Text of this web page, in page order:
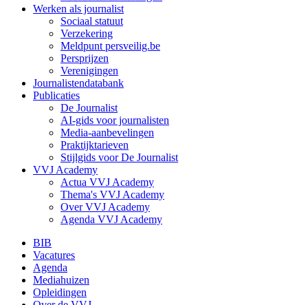
Werken als journalist
Sociaal statuut
Verzekering
Meldpunt persveilig.be
Persprijzen
Verenigingen
Journalistendatabank
Publicaties
De Journalist
AI-gids voor journalisten
Media-aanbevelingen
Praktijktarieven
Stijlgids voor De Journalist
VVJ Academy
Actua VVJ Academy
Thema's VVJ Academy
Over VVJ Academy
Agenda VVJ Academy
Secondary
menu
BIB
Vacatures
Agenda
Mediahuizen
Opleidingen